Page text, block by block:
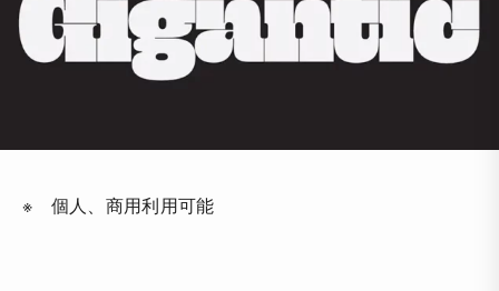
※ 個人、商用利用可能